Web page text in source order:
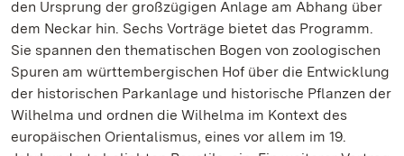
den Ursprung der großzügigen Anlage am Abhang über
dem Neckar hin. Sechs Vorträge bietet das Programm.
Sie spannen den thematischen Bogen von zoologischen
Spuren am württembergischen Hof über die Entwicklung
der historischen Parkanlage und historische Pflanzen der
Wilhelma und ordnen die Wilhelma im Kontext des
europäischen Orientalismus, eines vor allem im 19.